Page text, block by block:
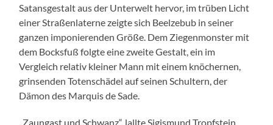
Satansgestalt aus der Unterwelt hervor, im trüben Licht
einer Straßenlaterne zeigte sich Beelzebub in seiner
ganzen imponierenden Größe. Dem Ziegenmonster mit
dem Bocksfuß folgte eine zweite Gestalt, ein im
Vergleich relativ kleiner Mann mit einem knöchernen,
grinsenden Totenschädel auf seinen Schultern, der
Dämon des Marquis de Sade.
„Zaungast und Schwanz“, lallte Sigismund Tropfstein